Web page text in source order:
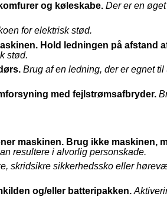
og køleskabe. Der er en
for elektrisk stød.
Hold ledningen på afstand
stød.
Brug af en ledning, der er egnet
med fejlstrømsafbryder.
maskinen. Brug ikke maskinen,
resultere i alvorlig personskade.
skridsikre sikkerhedssko eller
og/eller batteripakken.